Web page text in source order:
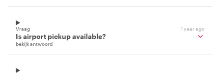
Vraag 1 year ago
Is airport pickup available?
bekijk antwoord